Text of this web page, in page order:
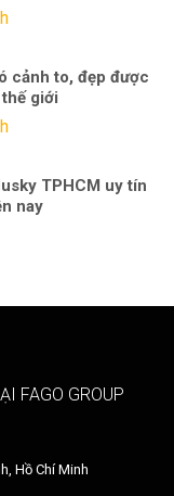
cảnh to, đẹp được
giới
TPHCM uy tín
nay
FAGO GROUP
Hồ Chí Minh